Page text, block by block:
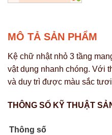
MÔ TẢ SẢN PHẨM
Kệ chữ nhật nhỏ 3 tầng
vật dụng nhanh chóng. Với
và duy trì được màu sắc
THÔNG SỐ KỸ THUẬT
Thông số